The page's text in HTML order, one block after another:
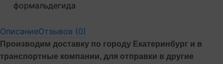
формальдегида
ОписаниеОтзывов (0)
Производим доставку по городу Екатеринбург и в
транспортные компании, для отправки в другие